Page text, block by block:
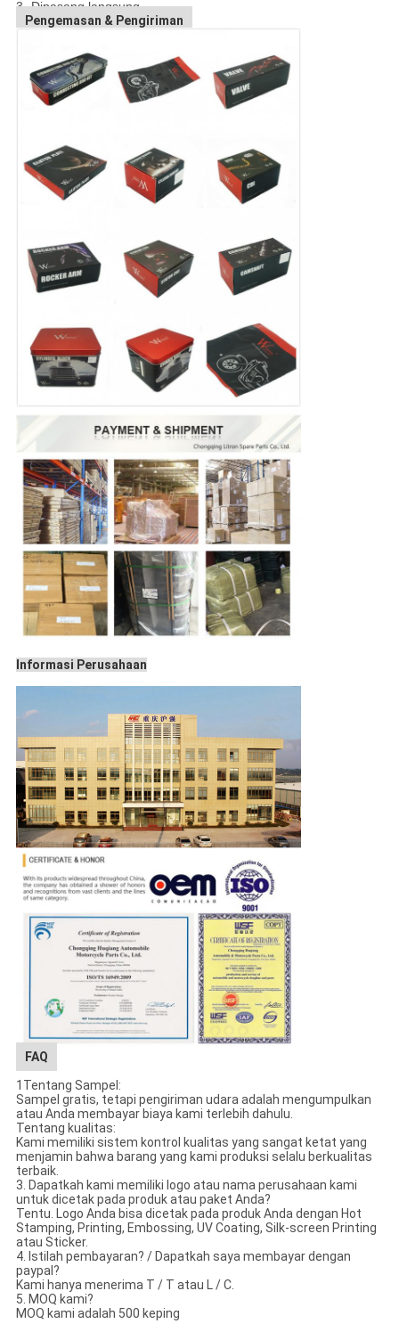
3- Dipasang langsung.
Pengemasan & Pengiriman
Informasi Perusahaan
FAQ
1Tentang Sampel:
Sampel gratis, tetapi pengiriman udara adalah mengumpulkan
atau Anda membayar biaya kami terlebih dahulu.
Tentang kualitas:
Kami memiliki sistem kontrol kualitas yang sangat ketat yang
menjamin bahwa barang yang kami produksi selalu berkualitas
terbaik.
3. Dapatkah kami memiliki logo atau nama perusahaan kami
untuk dicetak pada produk atau paket Anda?
Tentu. Logo Anda bisa dicetak pada produk Anda dengan Hot
Stamping, Printing, Embossing, UV Coating, Silk-screen Printing
atau Sticker.
4. Istilah pembayaran? / Dapatkah saya membayar dengan
paypal?
Kami hanya menerima T / T atau L / C.
5. MOQ kami?
MOQ kami adalah 500 keping